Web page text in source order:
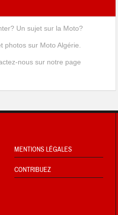
Un sujet sur la Moto?
photos sur Moto Algérie.
nous sur notre page
MENTIONS LÉGALES
CONTRIBUEZ